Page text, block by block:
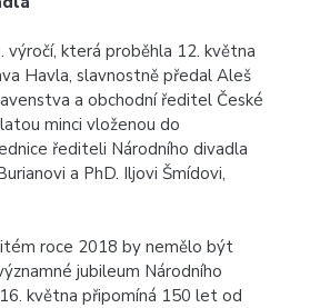
výročí, která proběhla 12. května
Havla, slavnostně předal Aleš
a obchodní ředitel České
minci vloženou do
řediteli Národního divadla
a PhD. Iljovi Šmídovi,
roce 2018 by nemělo být
jubileum Národního
května připomíná 150 let od